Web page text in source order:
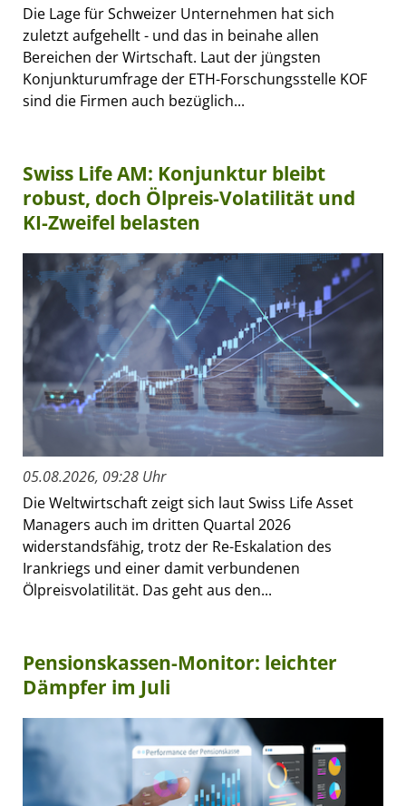
Die Lage für Schweizer Unternehmen hat sich
zuletzt aufgehellt - und das in beinahe allen
Bereichen der Wirtschaft. Laut der jüngsten
Konjunkturumfrage der ETH-Forschungsstelle KOF
sind die Firmen auch bezüglich...
Swiss Life AM: Konjunktur bleibt
robust, doch Ölpreis-Volatilität und
KI-Zweifel belasten
05.08.2026, 09:28 Uhr
Die Weltwirtschaft zeigt sich laut Swiss Life Asset
Managers auch im dritten Quartal 2026
widerstandsfähig, trotz der Re-Eskalation des
Irankriegs und einer damit verbundenen
Ölpreisvolatilität. Das geht aus den...
Pensionskassen-Monitor: leichter
Dämpfer im Juli